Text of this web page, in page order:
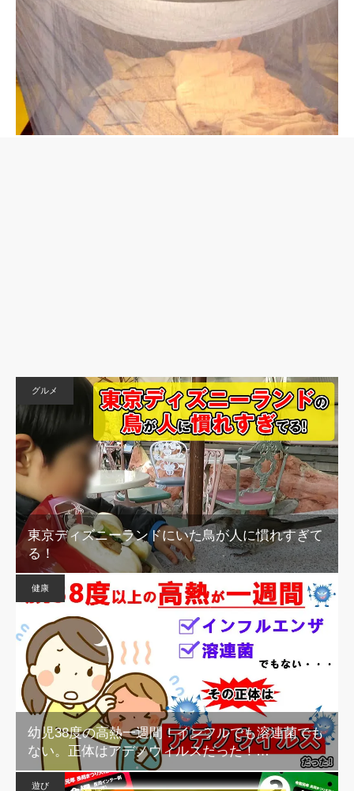
グルメ
東京ディズニーランドにいた鳥が人に慣れすぎて
る！
健康
幼児38度の高熱一週間！インフルでも溶連菌でも
ない。正体はアデノウィルスだった！…
遊び